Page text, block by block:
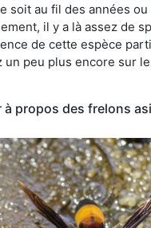
soit au fil des années
il y a là assez de
de cette espèce
un peu plus encore sur
à propos des frelons